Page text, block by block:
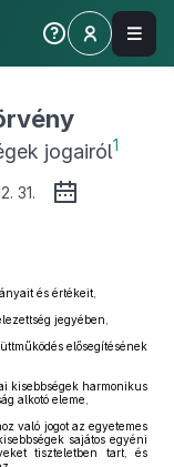
jogairól1
31.
és értékeit,
jegyében,
elősegítésének
kisebbségek harmonikus
alkotó eleme,
való jogot az egyetemes
sajátos egyéni
tiszteletben tart, és